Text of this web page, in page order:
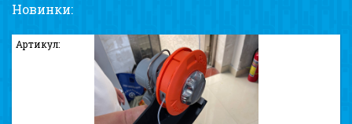
Новинки:
Артикул: